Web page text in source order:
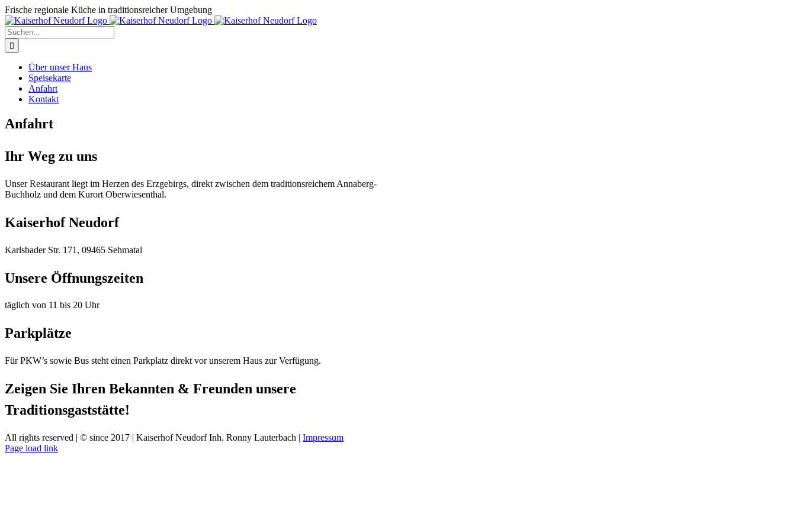
Zum
Inhalt
springen
Frische regionale Küche in traditionsreicher Umgebung
Suche
nach:
Über unser Haus
Speisekarte
Anfahrt
Kontakt
Anfahrt
Ihr Weg zu uns
Unser Restaurant liegt im Herzen des Erzgebirgs, direkt zwischen dem traditionsreichem Annaberg-
Buchholz und dem Kurort Oberwiesenthal.
Kaiserhof Neudorf
Karlsbader Str. 171, 09465 Sehmatal
Unsere Öffnungszeiten
täglich von 11 bis 20 Uhr
Parkplätze
Für PKW’s sowie Bus steht einen Parkplatz direkt vor unserem Haus zur Verfügung.
Zeigen Sie Ihren Bekannten & Freunden unsere
Traditionsgaststätte!
All rights reserved | © since 2017 | Kaiserhof Neudorf Inh. Ronny Lauterbach | Impressum
Page load link